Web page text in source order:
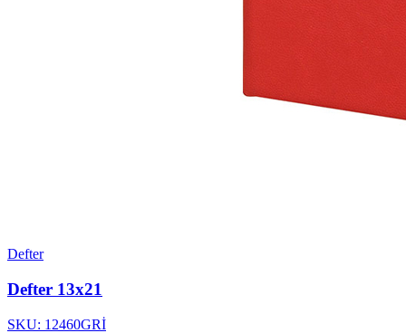
Defter
Defter 13x21
SKU: 12460GRİ